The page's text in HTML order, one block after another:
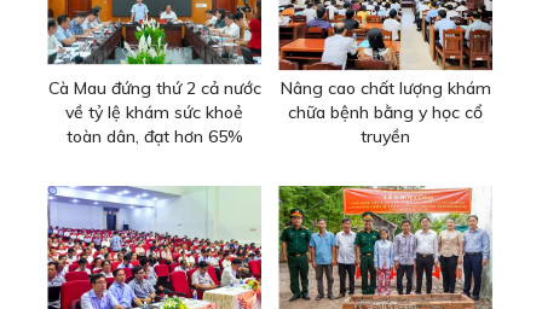
Cà Mau đứng thứ 2 cả nước
về tỷ lệ khám sức khoẻ
toàn dân, đạt hơn 65%
Nâng cao chất lượng khám
chữa bệnh bằng y học cổ
truyền